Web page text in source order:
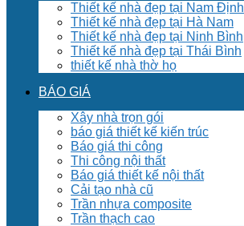
Thiết kế nhà đẹp tại Nam Định
Thiết kế nhà đẹp tại Hà Nam
Thiết kế nhà đẹp tại Ninh Bình
Thiết kế nhà đẹp tại Thái Bình
thiết kế nhà thờ họ
BÁO GIÁ
Xây nhà trọn gói
báo giá thiết kế kiến trúc
Báo giá thi công
Thi công nội thất
Báo giá thiết kế nội thất
Cải tạo nhà cũ
Trần nhựa composite
Trần thạch cao